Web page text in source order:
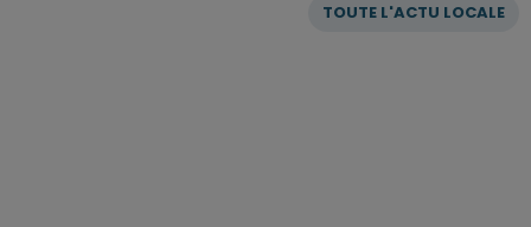
TOUTE L'ACTU LOCALE